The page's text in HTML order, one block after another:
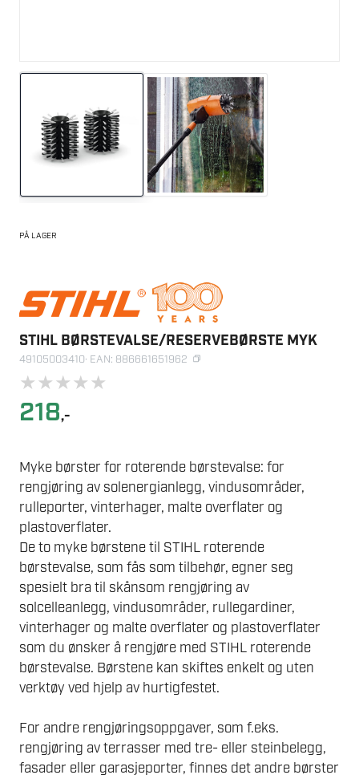
PÅ LAGER
STIHL BØRSTEVALSE/RESERVEBØRSTE MYK
49105003410· EAN: 886661651962
★★★★★
218,-
Myke børster for roterende børstevalse: for
rengjøring av solenergianlegg, vindusområder,
rulleporter, vinterhager, malte overflater og
plastoverflater.
De to myke børstene til STIHL roterende
børstevalse, som fås som tilbehør, egner seg
spesielt bra til skånsom rengjøring av
solcelleanlegg, vindusområder, rullegardiner,
vinterhager og malte overflater og plastoverflater
som du ønsker å rengjøre med STIHL roterende
børstevalse. Børstene kan skiftes enkelt og uten
verktøy ved hjelp av hurtigfestet.
For andre rengjøringsoppgaver, som f.eks.
rengjøring av terrasser med tre- eller steinbelegg,
fasader eller garasjeporter, finnes det andre børster